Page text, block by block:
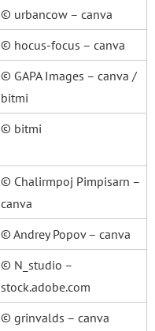
© urbancow – canva
© hocus-focus – canva
© GAPA Images – canva /
bitmi
© bitmi
© Chalirmpoj Pimpisarn –
canva
© Andrey Popov – canva
© N_studio –
stock.adobe.com
© grinvalds – canva